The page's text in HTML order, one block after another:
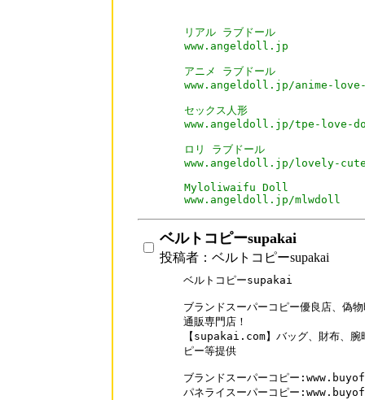
リアル ラブドール
www.angeldoll.jp
アニメ ラブドール
www.angeldoll.jp/anime-
セックス人形
www.angeldoll.jp/tpe-love-
ロリ ラブドール
www.angeldoll.jp/lovely-
Myloliwaifu Doll
www.angeldoll.jp/mlwdoll
ベルトコピーsupakai
投稿者：ベルトコピーsupakai
ベルトコピーsupakai
ブランドスーパーコピー優良店、偽
通販専門店！
【supakai.com】バッグ、財布、腕
ピー等提供
ブランドスーパーコピー
パネライスーパーコピー